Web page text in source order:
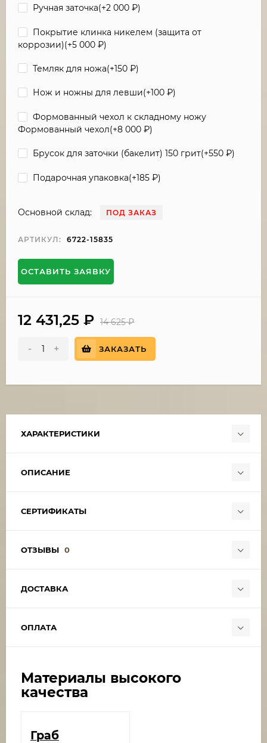
Ручная заточка(+2 000 ₽)
Покрытие клинка никелем (защита от
коррозии)(+5 000 ₽)
Темляк для ножа(+150 ₽)
Нож и ножны для левши(+100 ₽)
Формованный чехол к складному ножу
Формованный чехол(+8 000 ₽)
Брусок для заточки (бакелит) 150 грит(+550 ₽)
Подарочная упаковка(+185 ₽)
Основной склад: ПОД ЗАКАЗ
АРТИКУЛ: 6722-15835
ОСТАВИТЬ ЗАЯВКУ
12 431,25 ₽ 14 625₽
- + ЗАКАЗАТЬ
ХАРАКТЕРИСТИКИ
ОПИСАНИЕ
СЕРТИФИКАТЫ
ОТЗЫВЫ 0
ДОСТАВКА
ОПЛАТА
Материалы высокого
качества
Граб